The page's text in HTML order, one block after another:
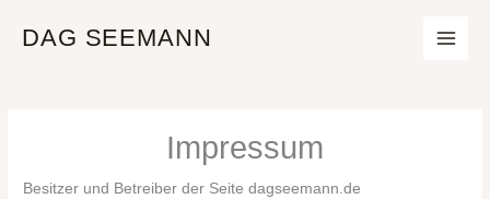
InhaltDAG SEEMANN
Impressum
Besitzer und Betreiber der Seite dagseemann.de